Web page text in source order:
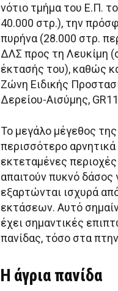
νότιο τμήμα του Ε.Π.
40.000 στρ.), την
πυρήνα (28.000 στρ.
ΔΛΣ προς τη Λευκίμη
έκτασής του), καθώς
Ζώνη Ειδικής
Δερείου-Αισύμης,
Το μεγάλο μέγεθος
περισσότερο αρνητικά
εκτεταμένες
απαιτούν πυκνό δάσος
εξαρτώνται ισχυρά
εκτάσεων. Αυτό
έχει σημαντικές
πανίδας, τόσο στα
Η άγρια πανίδα